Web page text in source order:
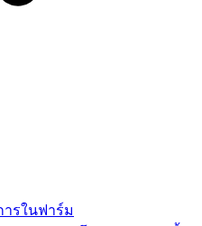
ารในฟาร์ม